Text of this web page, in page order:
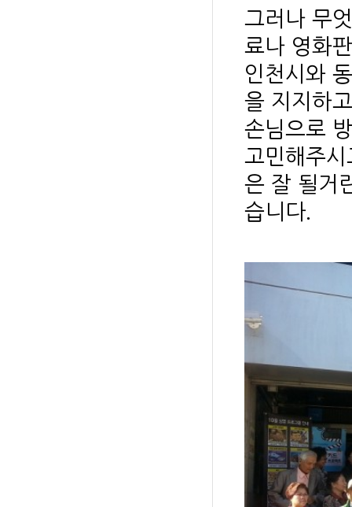
그러나 무
료나 영화
인천시와
을 지지하
손님으로
고민해주
은 잘 될거
습니다.